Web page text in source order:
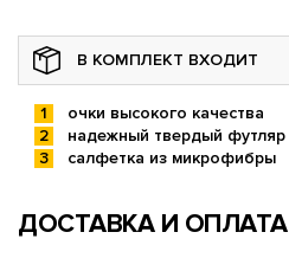
В КОМПЛЕКТ ВХОДИТ
очки высокого качества
надежный твердый футляр
салфетка из микрофибры
ДОСТАВКА И ОПЛАТА